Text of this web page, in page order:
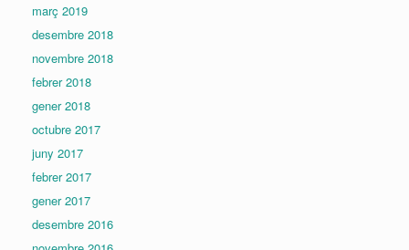
març 2019
desembre 2018
novembre 2018
febrer 2018
gener 2018
octubre 2017
juny 2017
febrer 2017
gener 2017
desembre 2016